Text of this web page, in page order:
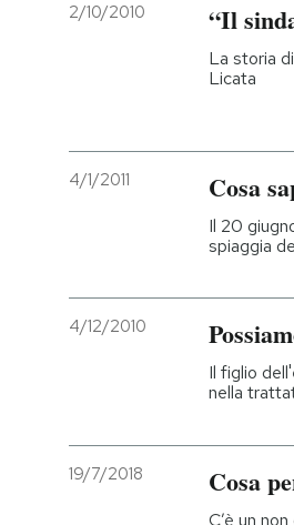
2/10/2010 “Il
La storia
Licata
4/1/2011 Cosa
Il 20
spiaggia
4/12/2010
Il figlio
nella
19/7/2018 Cosa
C’è un